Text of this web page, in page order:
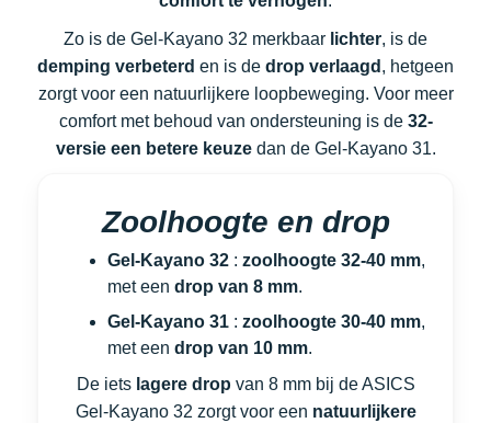
Zo is de Gel-Kayano 32 merkbaar lichter, is de
demping verbeterd en is de drop verlaagd , hetgeen
zorgt voor een natuurlijkere loopbeweging. Voor meer
comfort met behoud van ondersteuning is de 32-
versie een betere keuzedan de Gel-Kayano 31.
Zoolhoogte en drop
Gel-Kayano 32 :zoolhoogte 32-40 mm,
met eendrop van 8 mm.
Gel-Kayano 31 :zoolhoogte 30-40 mm,
met eendrop van 10 mm.
De iets lagere drop van 8 mm bij de ASICS
Gel-Kayano 32 zorgt voor een natuurlijkere